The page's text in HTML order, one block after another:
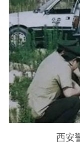
西安